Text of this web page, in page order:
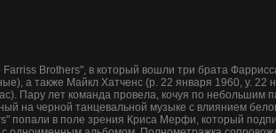
Brothers", в который вошли три брата
а также Майкл Хатченс (р. 22 января 1960, у. 22
Пару лет команда провела, кочуя по небольшим
на черной танцевальной музыке с влиянием
попали в поле зрения Криса Мерфи, который